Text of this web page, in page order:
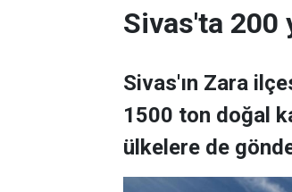
Sivas'ta 200
Sivas'ın Zara
1500 ton doğal
ülkelere de